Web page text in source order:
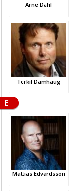
Arne Dahl
Torkil Damhaug
E
Mattias Edvardsson